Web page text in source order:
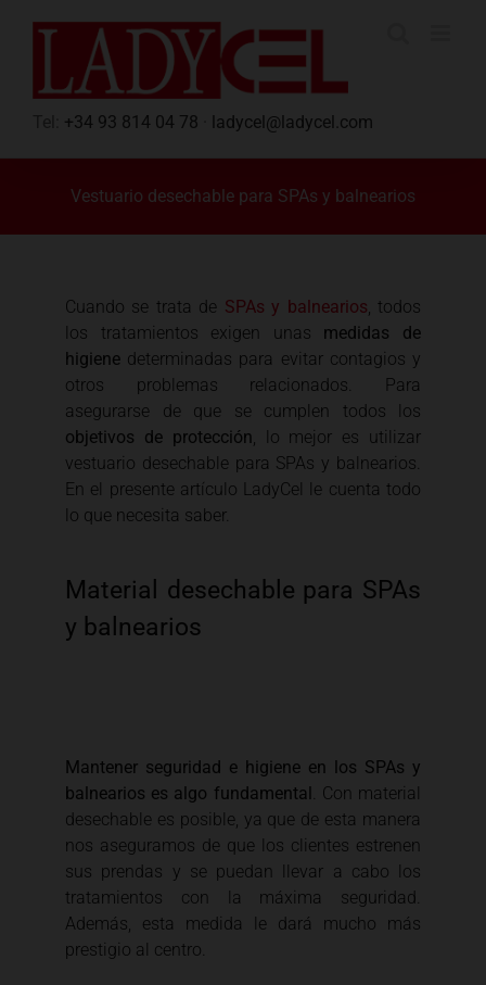
+34 93 814 04 78 ladycel@ladycel.com
Vestuario desechable para SPAs y balnearios
Cuando se trata de SPAs y balnearios, todos
los tratamientos exigen unas medidas de
higiene determinadas para evitar contagios y
otros problemas relacionados. Para
asegurarse de que se cumplen todos los
objetivos de protección, lo mejor es utilizar
vestuario desechable para SPAs y balnearios.
En el presente artículo LadyCel le cuenta todo
lo que necesita saber.
Material desechable para SPAs
y balnearios
Mantener seguridad e higiene en los SPAs y
balnearios es algo fundamental. Con material
desechable es posible, ya que de esta manera
nos aseguramos de que los clientes estrenen
sus prendas y se puedan llevar a cabo los
tratamientos con la máxima seguridad.
Además, esta medida le dará mucho más
prestigio al centro.